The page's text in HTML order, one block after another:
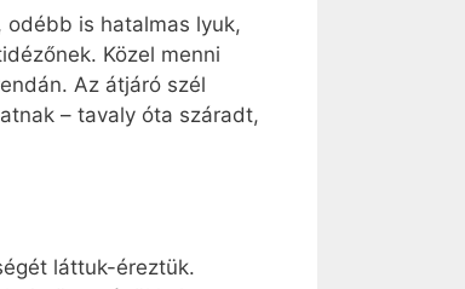
odébb is hatalmas lyuk,
Közel menni
Az átjáró szél
– tavaly óta száradt,
láttuk-éreztük.